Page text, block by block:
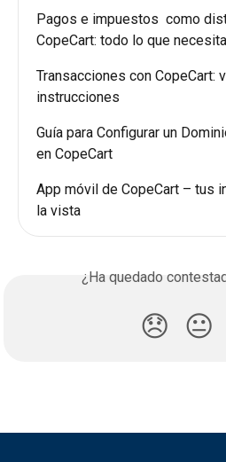
Pagos e impuestos  como
CopeCart: todo lo que
Transacciones con CopeCart:
instrucciones
Guía para Configurar un
en CopeCart
App móvil de CopeCart – tus
la vista
¿Ha quedado
😞 😐